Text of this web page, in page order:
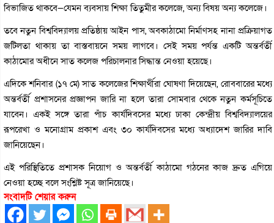
বিভাজিত থাকবে—যেমন ব্যবসায় শিক্ষা তিতুমীর কলেজে, অন্য বিষয় অন্য কলেজে।
তবে নতুন বিশ্ববিদ্যালয় প্রতিষ্ঠায় আইন পাস, অবকাঠামো নির্মাণসহ নানা প্রক্রিয়াগত
জটিলতা থাকায় তা বাস্তবায়নে সময় লাগবে। সেই সময় পর্যন্ত একটি অন্তর্বর্তী
কাঠামোর অধীনে সাত কলেজ পরিচালনার সিদ্ধান্ত নেওয়া হয়েছে।
এদিকে শনিবার (১৭ মে) সাত কলেজের শিক্ষার্থীরা ঘোষণা দিয়েছেন, রোববারের মধ্যে
অন্তর্বর্তী প্রশাসনের প্রজ্ঞাপন জারি না হলে তারা সোমবার থেকে নতুন কর্মসূচিতে
যাবেন। একই সঙ্গে তারা পাঁচ কার্যদিবসের মধ্যে ঢাকা কেন্দ্রীয় বিশ্ববিদ্যালয়ের
রূপরেখা ও মনোগ্রাম প্রকাশ এবং ৩০ কার্যদিবসের মধ্যে অধ্যাদেশ জারির দাবি
জানিয়েছেন।
এই পরিস্থিতিতে প্রশাসক নিয়োগ ও অন্তর্বর্তী কাঠামো গঠনের কাজ দ্রুত এগিয়ে
নেওয়া হচ্ছে বলে সংশ্লিষ্ট সূত্র জানিয়েছে।
সংবাদটি শেয়ার করুন